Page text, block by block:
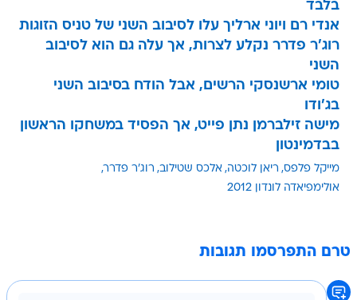
בלבד
אנדי רם ויוני ארליך עלו לסיבוב השני של טניס הזוגות
רוג'ר פדרר נקלע לצרות, אך עלה גם הוא לסיבוב
השני
טומי ארשנסקי הרשים, אבל הודח בסיבוב השני
בג'ודו
מישה זילברמן נתן פייט, אך הפסיד במשחקו הראשון
בבדמינטון
מייקל פלפס ריאן לוכטה אלכס שטילוב רוג'ר פדרר
אולימפיאדה לונדון 2012
טרם התפרסמו תגובות